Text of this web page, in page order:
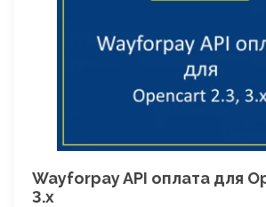
Wayforpay API оплата для
3.x